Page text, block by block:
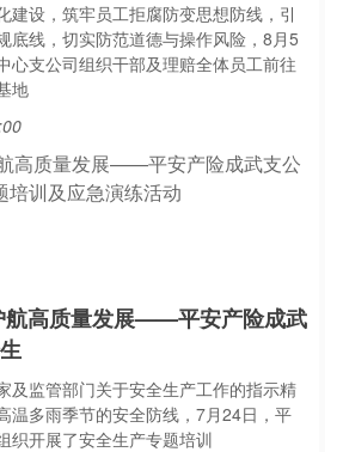
建设，筑牢员工拒腐防变思想防线，引
底线，切实防范道德与操作风险，8月5
心支公司组织干部及理赔全体员工前往
地
航高质量发展——平安产险成武
及监管部门关于安全生产工作的指示精
温多雨季节的安全防线，7月24日，平
织开展了安全生产专题培训